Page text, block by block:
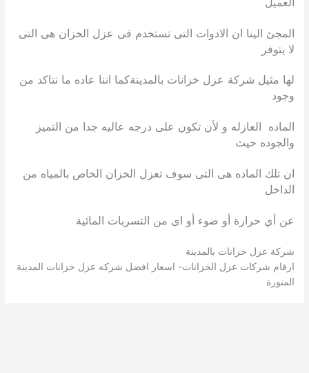
المجئ الينا ان الادوات التى تستخدم فى عزل الخزان هى التى
لا يتوفر
لها مثيل شركة عزل خزانات بالمدينةكما اننا عاده ما نتاكد من
وجود
الماده العازله و لأن تكون على درجه عاليه جدا من التميز
والجوده حيث
ان تلك الماده هى التى سوف تعزل الخزان الخاص بالمياه من
الداخل
عن أي حرارة أو ضوء أو اى من التسربات المائية
شركة عزل خزانات بالمدينة
ارقام شركات عزل الخزانات- اسعار افضل شركه عزل خزانات المدينة
المنورة